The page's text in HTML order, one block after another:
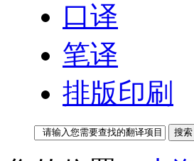
口译
笔译
排版印刷